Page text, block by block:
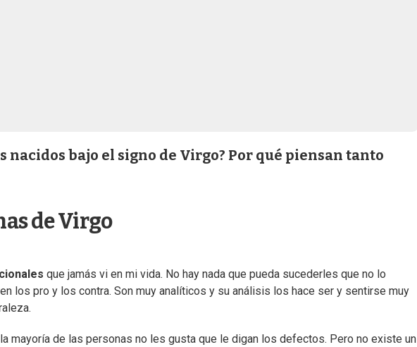
nacidos bajo el signo de Virgo? Por qué piensan tanto
de Virgo
que jamás vi en mi vida. No hay nada que pueda sucederles que no lo
los pro y los contra. Son muy analíticos y su análisis los hace ser y sentirse muy
mayoría de las personas no les gusta que le digan los defectos. Pero no existe un